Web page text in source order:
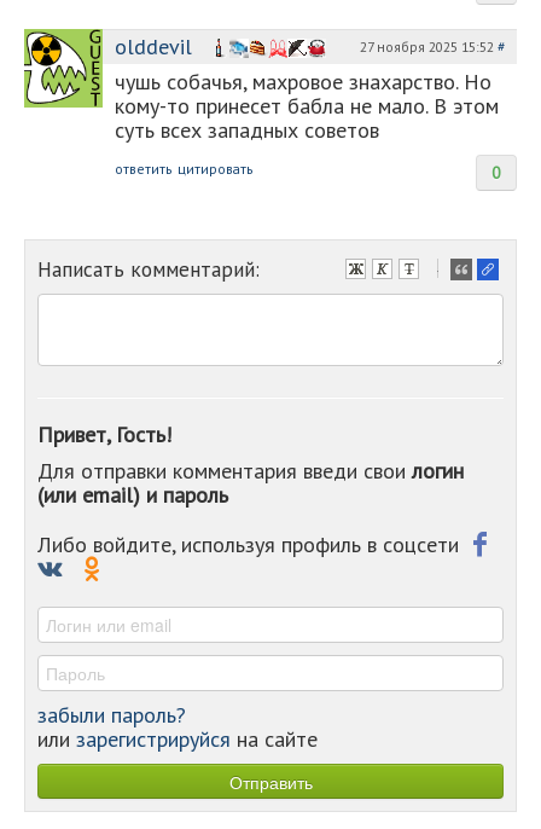
olddevil 27 ноября 2025 15:52 #
чушь собачья, махровое знахарство. Но
кому-то принесет бабла не мало. В этом
суть всех западных советов
0
ответить цитировать
Написать комментарий:
-
-
-
-
-
Привет, Гость!
Для отправки комментария введи своилогин
(или email) и пароль
Либо войдите, используя профиль в соцсети
забыли пароль?
или зарегистрируйся на сайте